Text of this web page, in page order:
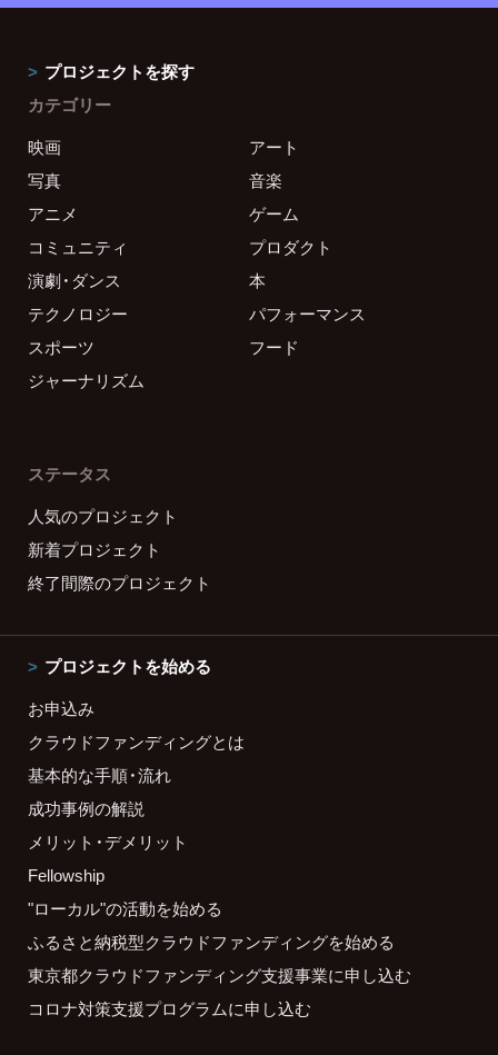
プロジェクトを探す
カテゴリー
映画
アート
写真
音楽
アニメ
ゲーム
コミュニティ
プロダクト
演劇・ダンス
本
テクノロジー
パフォーマンス
スポーツ
フード
ジャーナリズム
ステータス
人気のプロジェクト
新着プロジェクト
終了間際のプロジェクト
プロジェクトを始める
お申込み
クラウドファンディングとは
基本的な手順・流れ
成功事例の解説
メリット・デメリット
Fellowship
"ローカル"の活動を始める
ふるさと納税型クラウドファンディングを始める
東京都クラウドファンディング支援事業に申し込む
コロナ対策支援プログラムに申し込む